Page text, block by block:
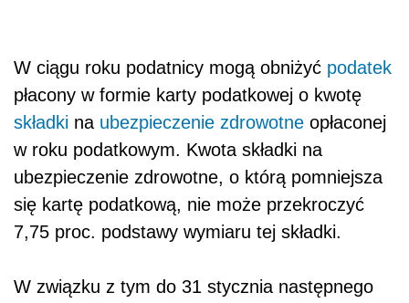
W ciągu roku podatnicy mogą obniżyć podatek
płacony w formie karty podatkowej o kwotę
składki na ubezpieczenie zdrowotne opłaconej
w roku podatkowym. Kwota składki na
ubezpieczenie zdrowotne, o którą pomniejsza
się kartę podatkową, nie może przekroczyć
7,75 proc. podstawy wymiaru tej składki.
W związku z tym do 31 stycznia następnego